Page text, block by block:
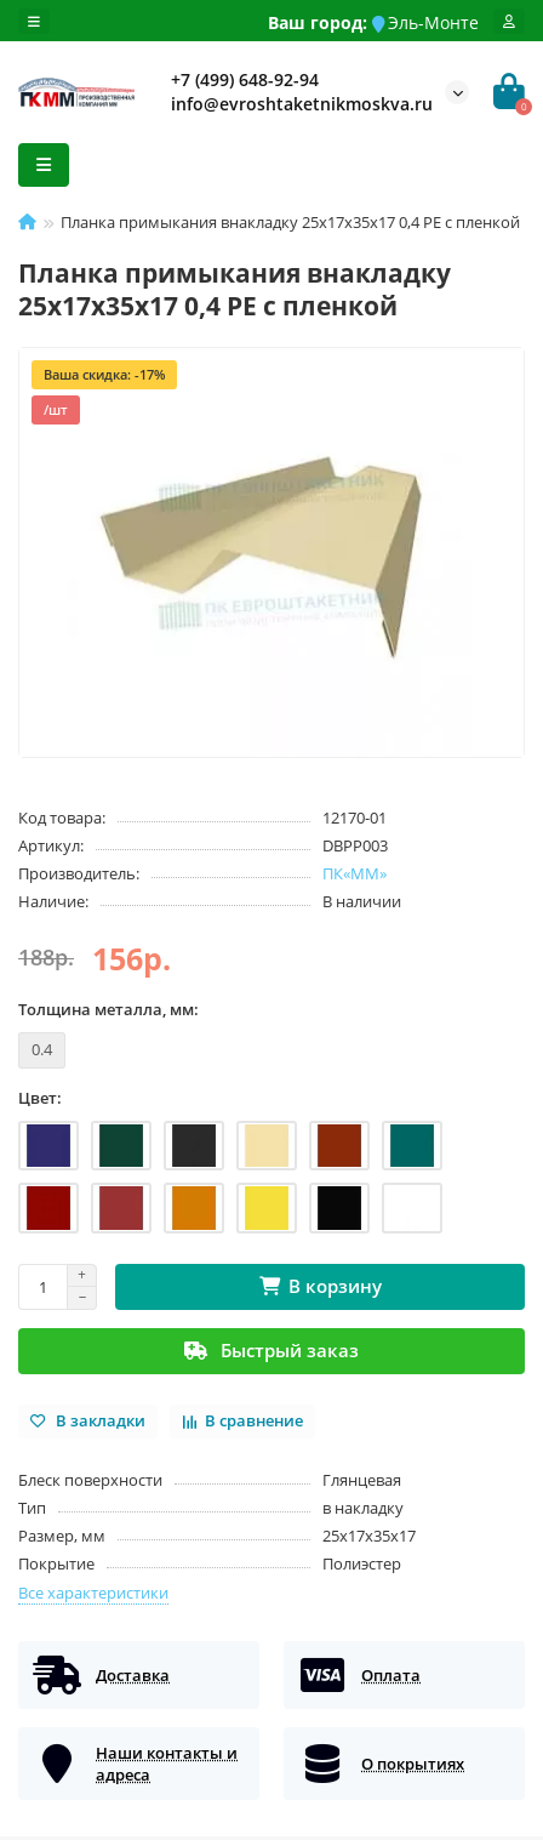
Ваш город: Эль-Монте
+7 (499) 648-92-94
info@evroshtaketnikmoskva.ru
0
Планка примыкания внакладку 25х17х35х17 0,4 PE с пленкой
Планка примыкания внакладку
25х17х35х17 0,4 PE с пленкой
Ваша скидка: -17%
/шт
Код товара:
12170-01
Артикул:
DBPP003
Производитель:
ПК«ММ»
Наличие:
В наличии
188р. 156р.
Толщина металла, мм:
0.4
Цвет:
В корзину
Быстрый заказ
В закладки В сравнение
Блеск поверхности
Глянцевая
Тип
в накладку
Размер, мм
25х17х35х17
Покрытие
Полиэстер
Все характеристики
Доставка Оплата
Наши контакты и
адреса
О покрытиях